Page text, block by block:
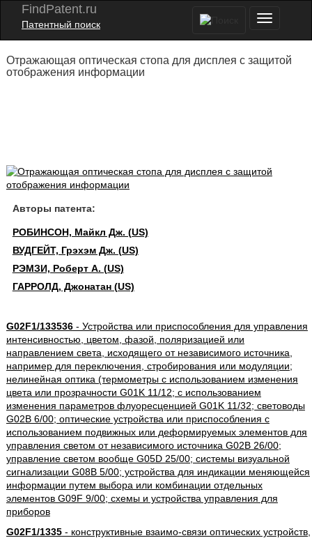
FindPatent.ru
Патентный поиск
Отражающая оптическая стопа для дисплея с защитой
отображения информации
Авторы патента:
РОБИНСОН, Майкл Дж. (US)
ВУДГЕЙТ, Грэхэм Дж. (US)
РЭМЗИ, Роберт А. (US)
ГАРРОЛД, Джонатан (US)
G02F1/133536- Устройства или приспособления для управления
интенсивностью, цветом, фазой, поляризацией или
направлением света, исходящего от независимого источника,
например для переключения, стробирования или модуляции;
нелинейная оптика (термометры с использованием изменения
цвета или прозрачности G01K 11/12; с использованием
изменения параметров флуоресценцией G01K 11/32; световоды
G02B 6/00; оптические устройства или приспособления с
использованием подвижных или деформируемых элементов для
управления светом от независимого источника G02B 26/00;
управление светом вообще G05D 25/00; системы визуальной
сигнализации G08B 5/00; устройства для индикации меняющейся
информации путем выбора или комбинации отдельных
элементов G09F 9/00; схемы и устройства управления для
приборов
G02F1/1335- конструктивные взаимо-связи оптических устройств,